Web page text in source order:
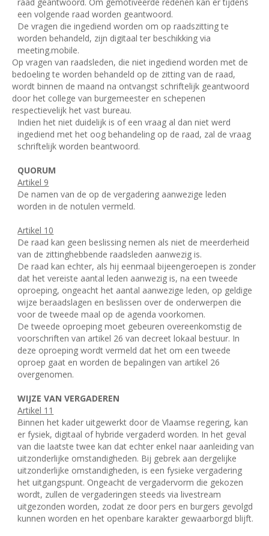
een volgende raad worden geantwoord.
De vragen die ingediend worden om op raadszitting te
worden behandeld, zijn digitaal ter beschikking via
meeting.mobile.
Op vragen van raadsleden, die niet ingediend worden met de
bedoeling te worden behandeld op de zitting van de raad,
wordt binnen de maand na ontvangst schriftelijk geantwoord
door het college van burgemeester en schepenen
respectievelijk het vast bureau.
Indien het niet duidelijk is of een vraag al dan niet werd
ingediend met het oog behandeling op de raad, zal de vraag
schriftelijk worden beantwoord.
QUORUM
Artikel 9
De namen van de op de vergadering aanwezige leden
worden in de notulen vermeld.
Artikel 10
De raad kan geen beslissing nemen als niet de meerderheid
van de zittinghebbende raadsleden aanwezig is.
De raad kan echter, als hij eenmaal bijeengeroepen is zonder
dat het vereiste aantal leden aanwezig is, na een tweede
oproeping, ongeacht het aantal aanwezige leden, op geldige
wijze beraadslagen en beslissen over de onderwerpen die
voor de tweede maal op de agenda voorkomen.
De tweede oproeping moet gebeuren overeenkomstig de
voorschriften van artikel 26 van decreet lokaal bestuur. In
deze oproeping wordt vermeld dat het om een tweede
oproep gaat en worden de bepalingen van artikel 26
overgenomen.
WIJZE VAN VERGADEREN
Artikel 11
Binnen het kader uitgewerkt door de Vlaamse regering, kan
er fysiek, digitaal of hybride vergaderd worden. In het geval
van die laatste twee kan dat echter enkel naar aanleiding van
uitzonderlijke omstandigheden. Bij gebrek aan dergelijke
uitzonderlijke omstandigheden, is een fysieke vergadering
het uitgangspunt. Ongeacht de vergadervorm die gekozen
wordt, zullen de vergaderingen steeds via livestream
uitgezonden worden, zodat ze door pers en burgers gevolgd
kunnen worden en het openbare karakter gewaarborgd blijft.